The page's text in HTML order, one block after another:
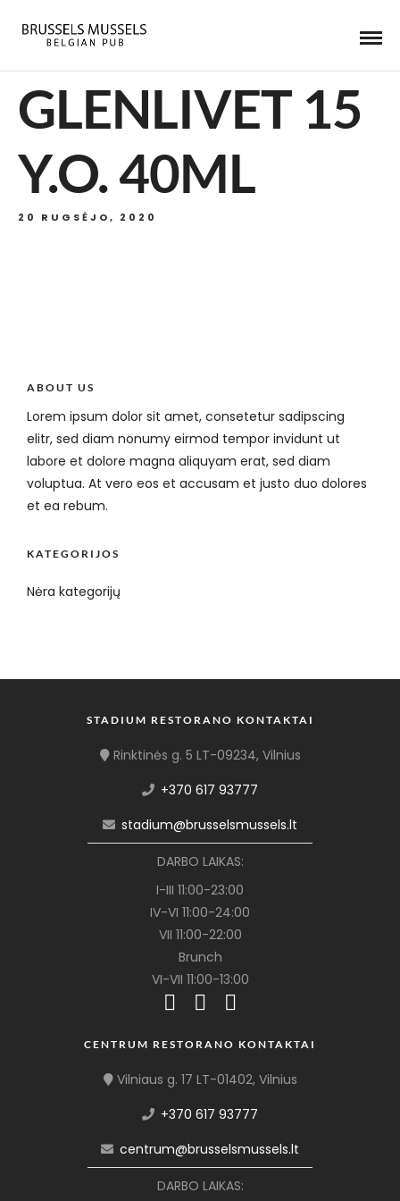
GLENLIVET 15
Y.O. 40ML
20 RUGSĖJO, 2020
ABOUT US
Lorem ipsum dolor sit amet, consetetur sadipscing
elitr, sed diam nonumy eirmod tempor invidunt ut
labore et dolore magna aliquyam erat, sed diam
voluptua. At vero eos et accusam et justo duo dolores
et ea rebum.
KATEGORIJOS
Nėra kategorijų
STADIUM RESTORANO KONTAKTAI
Rinktinės g. 5 LT-09234, Vilnius
+370 617 93777
stadium@brusselsmussels.lt
DARBO LAIKAS:
I-III 11:00-23:00
IV-VI 11:00-24:00
VII 11:00-22:00
Brunch
VI-VII 11:00-13:00
CENTRUM RESTORANO KONTAKTAI
Vilniaus g. 17 LT-01402, Vilnius
+370 617 93777
centrum@brusselsmussels.lt
DARBO LAIKAS: